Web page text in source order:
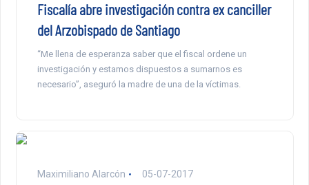
Fiscalía abre investigación contra ex canciller
del Arzobispado de Santiago
“Me llena de esperanza saber que el fiscal ordene un
investigación y estamos dispuestos a sumarnos es
necesario”, aseguró la madre de una de la víctimas.
Maximiliano Alarcón 05-07-2017